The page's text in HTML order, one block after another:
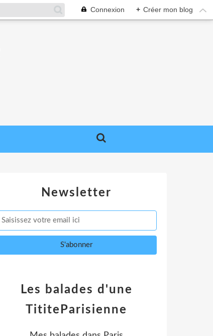
Connexion + Créer mon blog
Newsletter
Les balades d'une
TititeParisienne